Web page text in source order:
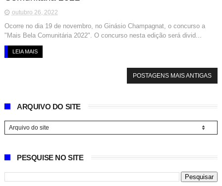
outubro 26, 2022
Ocorre no dia 19 de novembro, no Ginásio Champagnat, o concurso a
"Mais Bela Comunitária 2022". O concurso nesta edição será divid...
LEIA MAIS
POSTAGENS MAIS ANTIGAS
ARQUIVO DO SITE
PESQUISE NO SITE